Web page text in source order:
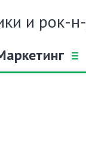
и рок-